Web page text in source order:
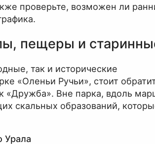
проверьте, возможен ли
пещеры и
так и исторические
«Оленьи Ручьи», стоит
«Дружба». Вне парка, вдоль
скальных образований,
Урала